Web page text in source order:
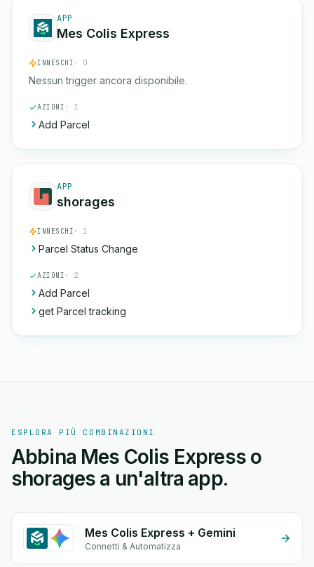
APP
Mes Colis Express
INNESCHI · 0
Nessun trigger ancora disponibile.
AZIONI · 1
Add Parcel
APP
shorages
INNESCHI · 1
Parcel Status Change
AZIONI · 2
Add Parcel
get Parcel tracking
ESPLORA PIÙ COMBINAZIONI
Abbina Mes Colis Express o
shorages a un'altra app.
Mes Colis Express + Gemini
Connetti & Automatizza